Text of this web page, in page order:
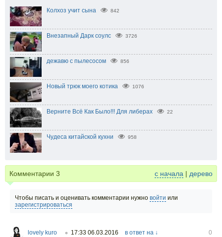
Колхоз учит сына 842
Внезапный Дарк соулс 3726
дежавю с пылесосом 856
Новый трюк моего котика 1076
Верните Всё Как Было!!! Для либерах 22
Чудеса китайской кухни 958
Комментарии 3 с начала | дерево
Чтобы писать и оценивать комментарии нужно войти или
зарегистрироваться
lovely kuro ○ 17:33 06.03.2016 в ответ на ↓
0